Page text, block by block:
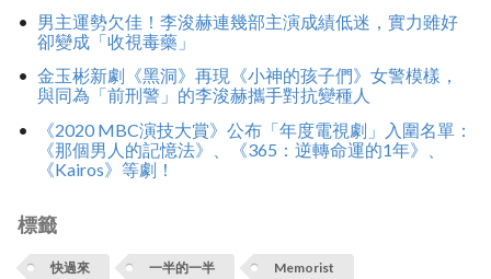
男主運勢欠佳！李浚赫連幾部主演成績低迷，實力雖好
卻變成「收視毒藥」
金玉彬新劇《黑洞》再現《小神的孩子們》女警模樣，
與同為「前刑警」的李浚赫攜手對抗變種人
《2020 MBC演技大賞》公布「年度電視劇」入圍名單：
《那個男人的記憶法》、《365：逆轉命運的1年》、
《Kairos》等劇！
標籤
快過來 一半的一半 Memorist